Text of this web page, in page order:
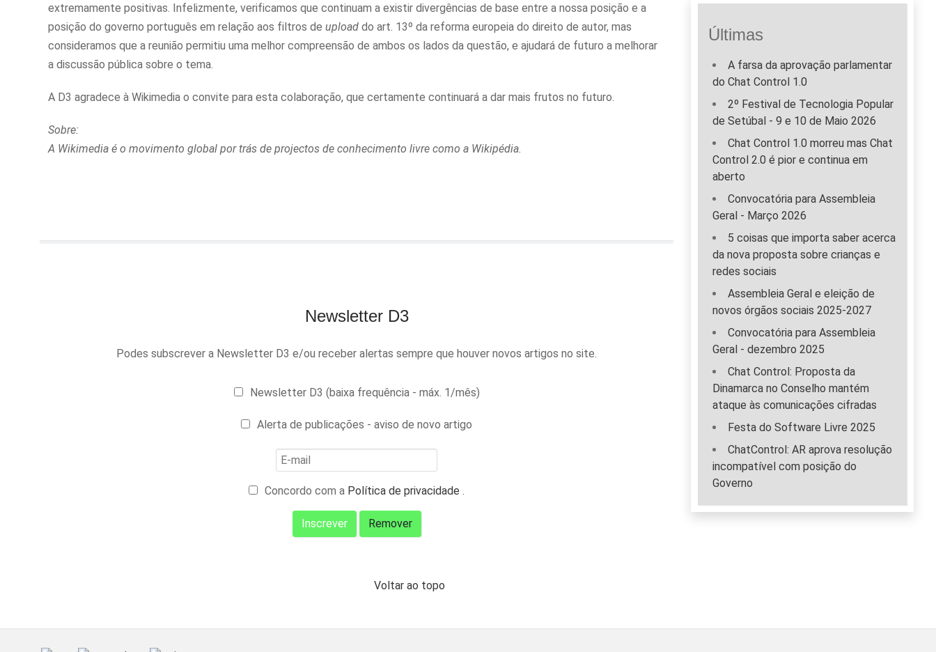
extremamente positivas. Infelizmente, verificamos que continuam a existir divergências de base entre a nossa posição e a
posição do governo português em relação aos filtros de upload do art. 13º da reforma europeia do direito de autor, mas
consideramos que a reunião permitiu uma melhor compreensão de ambos os lados da questão, e ajudará de futuro a melhorar
a discussão pública sobre o tema.
A D3 agradece à Wikimedia o convite para esta colaboração, que certamente continuará a dar mais frutos no futuro.
Sobre:
A Wikimedia é o movimento global por trás de projectos de conhecimento livre como a Wikipédia.
Newsletter D3
Podes subscrever a Newsletter D3 e/ou receber alertas sempre que houver novos artigos no site.
Newsletter D3 (baixa frequência - máx. 1/mês)
Alerta de publicações - aviso de novo artigo
Concordo com a Política de privacidade .
Voltar ao topo
Últimas
A farsa da aprovação parlamentar
do Chat Control 1.0
2º Festival de Tecnologia Popular
de Setúbal - 9 e 10 de Maio 2026
Chat Control 1.0 morreu mas Chat
Control 2.0 é pior e continua em
aberto
Convocatória para Assembleia
Geral - Março 2026
5 coisas que importa saber acerca
da nova proposta sobre crianças e
redes sociais
Assembleia Geral e eleição de
novos órgãos sociais 2025-2027
Convocatória para Assembleia
Geral - dezembro 2025
Chat Control: Proposta da
Dinamarca no Conselho mantém
ataque às comunicações cifradas
Festa do Software Livre 2025
ChatControl: AR aprova resolução
incompatível com posição do
Governo